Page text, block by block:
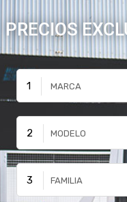
PRECIOS
MARCA
MODELO
FAMILIA